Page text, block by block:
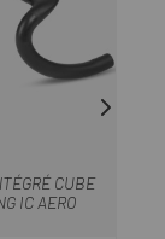
CUBE
IC AERO